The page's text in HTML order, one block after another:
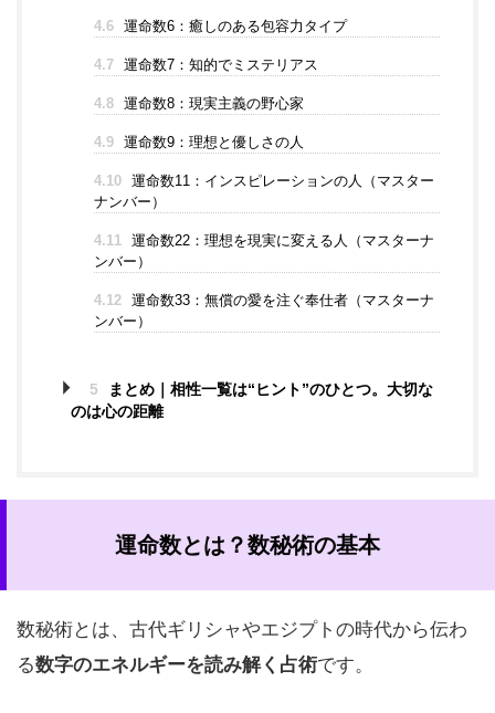
4.6 運命数6：癒しのある包容力タイプ
4.7 運命数7：知的でミステリアス
4.8 運命数8：現実主義の野心家
4.9 運命数9：理想と優しさの人
4.10
運命数11：インスピレーションの人（マスター
ナンバー）
4.11
運命数22：理想を現実に変える人（マスターナ
ンバー）
4.12
運命数33：無償の愛を注ぐ奉仕者（マスターナ
ンバー）
5
まとめ｜相性一覧は“ヒント”のひとつ。大切な
のは心の距離
運命数とは？数秘術の基本
数秘術とは、古代ギリシャやエジプトの時代から伝わ
る数字のエネルギーを読み解く占術です。